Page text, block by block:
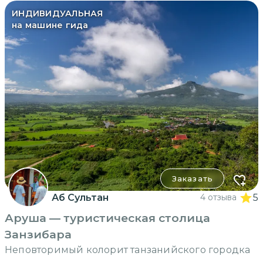
ИНДИВИДУАЛЬНАЯ
на машине гида
Заказать
Аб Сультан 4 отзыва 5
Аруша — туристическая столица
Занзибара
Неповторимый колорит танзанийского городка